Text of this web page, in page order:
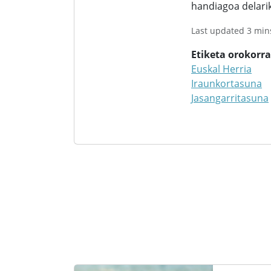
handiagoa
Last updated 3
Etiketa
Euskal Herria
Iraunkortasuna
Jasangarritasuna